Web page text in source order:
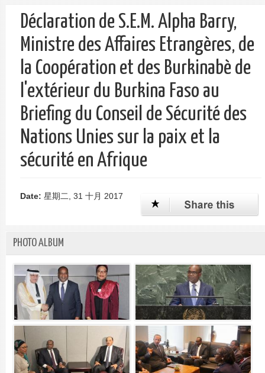
表
单
Déclaration de S.E.M. Alpha Barry,
Ministre des Affaires Etrangères, de
la Coopération et des Burkinabè de
l'extérieur du Burkina Faso au
Briefing du Conseil de Sécurité des
Nations Unies sur la paix et la
sécurité en Afrique
Date: 星期二, 31 十月 2017
PHOTO ALBUM